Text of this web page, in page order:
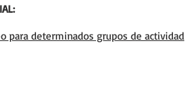
para determinados grupos de actividad